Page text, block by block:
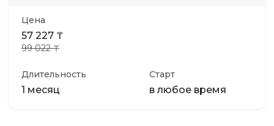
Цена
57 227 ₸
99 022 ₸
Длительность
1 месяц
Старт
в любое время